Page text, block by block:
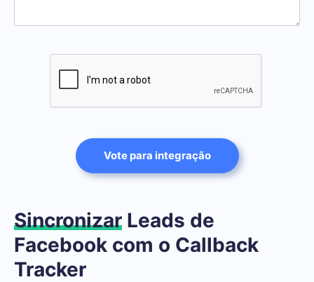
Vote para integração
Sincronizar Leads de
Facebook com o Callback
Tracker